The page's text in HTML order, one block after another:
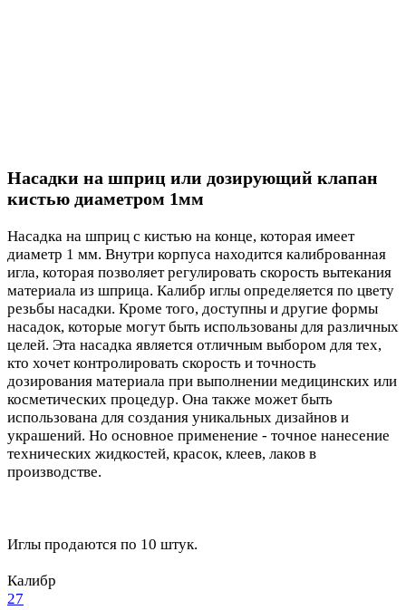
Насадки на шприц или дозирующий клапан
кистью диаметром 1мм
Насадка на шприц с кистью на конце, которая имеет
диаметр 1 мм. Внутри корпуса находится калиброванная
игла, которая позволяет регулировать скорость вытекания
материала из шприца. Калибр иглы определяется по цвету
резьбы насадки. Кроме того, доступны и другие формы
насадок, которые могут быть использованы для различных
целей. Эта насадка является отличным выбором для тех,
кто хочет контролировать скорость и точность
дозирования материала при выполнении медицинских или
косметических процедур. Она также может быть
использована для создания уникальных дизайнов и
украшений. Но основное применение - точное нанесение
технических жидкостей, красок, клеев, лаков в
производстве.
Иглы продаются по 10 штук.
Калибр
27